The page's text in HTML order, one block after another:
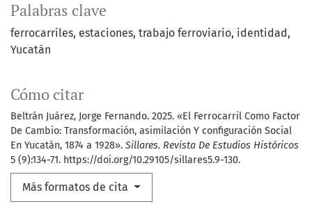
Palabras clave
ferrocarriles estaciones trabajo ferroviario identidad
Yucatán
Cómo citar
Beltrán Juárez, Jorge Fernando. 2025. «El Ferrocarril Como Factor
De Cambio: Transformación, asimilación Y configuración Social
En Yucatán, 1874 a 1928». Sillares. Revista De Estudios Históricos
5 (9):134-71. https://doi.org/10.29105/sillares5.9-130.
Más formatos de cita